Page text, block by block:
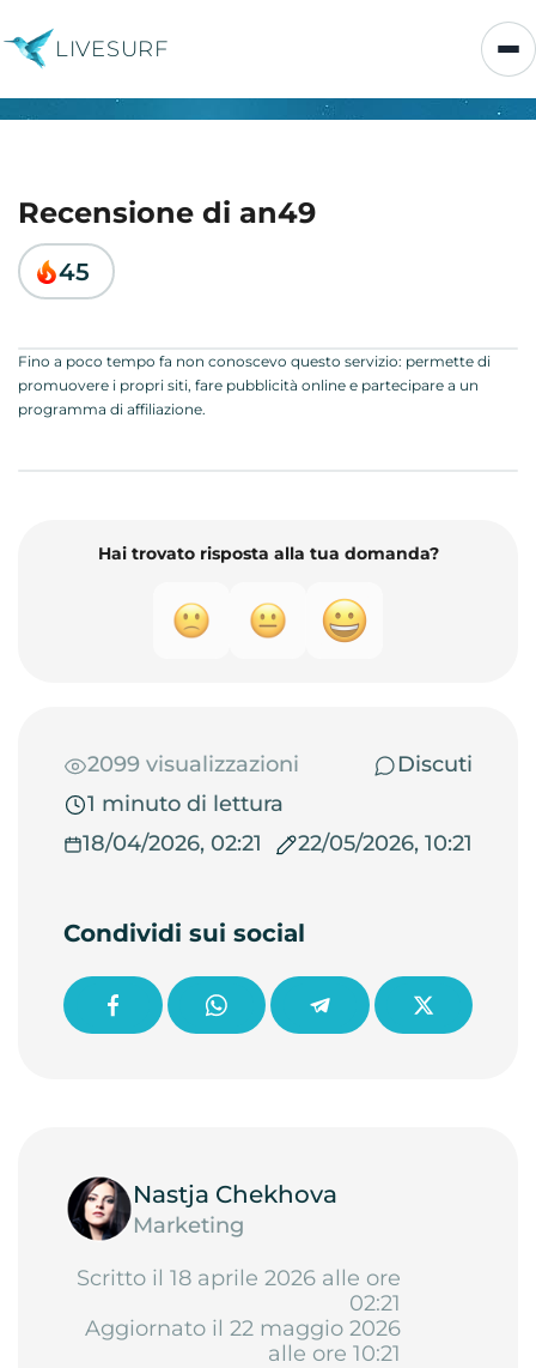
LIVESURF
Recensione di an49
45
Fino a poco tempo fa non conoscevo questo servizio: permette di
promuovere i propri siti, fare pubblicità online e partecipare a un
programma di affiliazione.
Hai trovato risposta alla tua domanda?
2099 visualizzazioni
Discuti
1 minuto di lettura
18/04/2026, 02:21
22/05/2026, 10:21
Condividi sui social
Nastja Chekhova
Marketing
Scritto il 18 aprile 2026 alle ore
02:21
Aggiornato il 22 maggio 2026
alle ore 10:21